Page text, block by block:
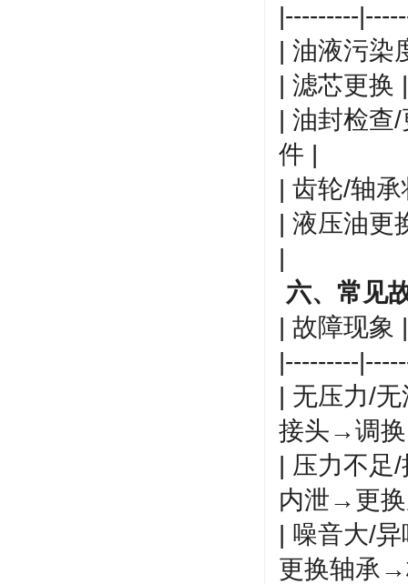
|---------
| 油液污染
| 滤芯更换
| 油封检查
件 |
| 齿轮/轴
| 液压油更
|
六、常见
| 故障现象
|---------
| 无压力/
接头→调
| 压力不足
内泄→更
| 噪音大/
更换轴承